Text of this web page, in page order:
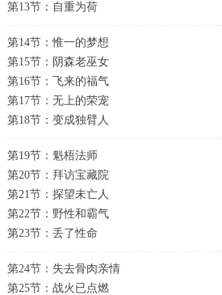
第13节：自重为荷
第14节：惟一的梦想
第15节：阴森老巫女
第16节：飞来的福气
第17节：无上的荣宠
第18节：变成独臂人
第19节：魁梧法师
第20节：拜访宝藏院
第21节：探望未亡人
第22节：野性和霸气
第23节：丢了性命
第24节：失去骨肉亲情
第25节：战火已点燃